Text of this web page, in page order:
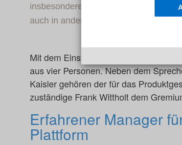
insbesondere das Run-off-Geschäft
auch in anderen Sparten wie
Mit dem Einstieg von Alexander
aus vier Personen. Neben dem
Kaisler gehören der für das
zuständige Frank Wittholt dem
Erfahrener Manager
Plattform